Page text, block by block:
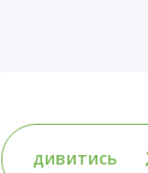
дивитись